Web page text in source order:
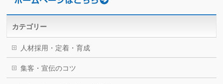
カテゴリー
人材採用・定着・育成
集客・宣伝のコツ